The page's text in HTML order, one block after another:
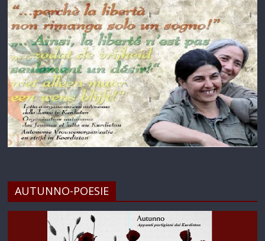
AUTUNNO-POESIE